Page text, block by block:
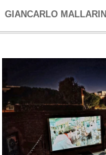
GIANCARLO MALLARINI